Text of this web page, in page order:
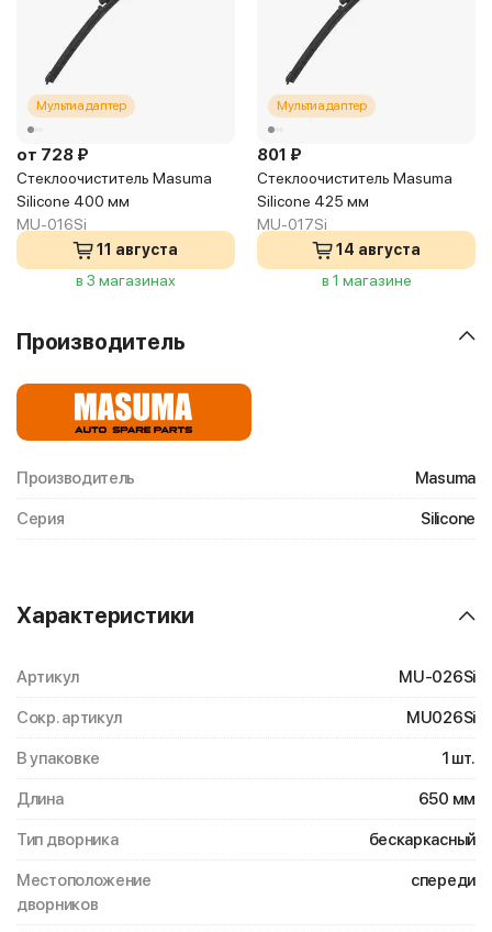
Мультиадаптер
от 728 ₽
Стеклоочиститель Masuma
Silicone 400 мм
MU-016Si
11 августа
в 3 магазинах
Мультиадаптер
801 ₽
Стеклоочиститель Masuma
Silicone 425 мм
MU-017Si
14 августа
в 1 магазине
Производитель
Производитель Masuma
Серия Silicone
Характеристики
Артикул MU-026Si
Сокр. артикул MU026Si
В упаковке 1 шт.
Длина 650 мм
Тип дворника бескаркасный
Местоположение
дворников
спереди